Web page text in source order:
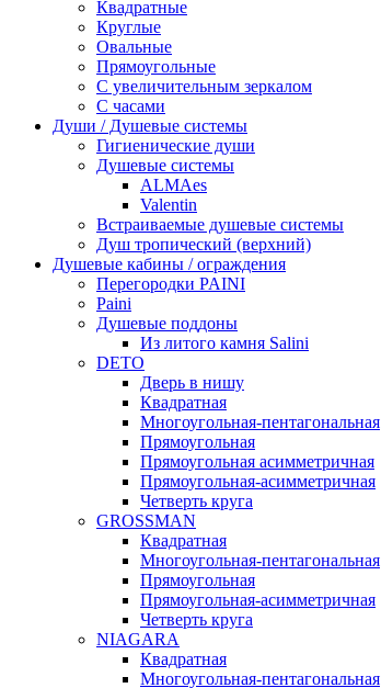
Квадратные
Круглые
Овальные
Прямоугольные
С увеличительным зеркалом
С часами
Души / Душевые системы
Гигиенические души
Душевые системы
ALMAes
Valentin
Встраиваемые душевые системы
Душ тропический (верхний)
Душевые кабины / ограждения
Перегородки PAINI
Paini
Душевые поддоны
Из литого камня Salini
DETO
Дверь в нишу
Квадратная
Многоугольная-пентагональная
Прямоугольная
Прямоугольная асимметричная
Прямоугольная-асимметричная
Четверть круга
GROSSMAN
Квадратная
Многоугольная-пентагональная
Прямоугольная
Прямоугольная-асимметричная
Четверть круга
NIAGARA
Квадратная
Многоугольная-пентагональная